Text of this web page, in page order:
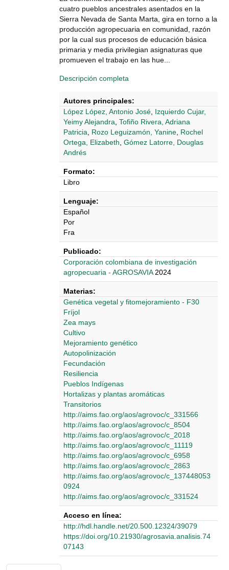
cuatro pueblos ancestrales asentados en la
Sierra Nevada de Santa Marta, gira en torno a la
producción agropecuaria en comunidad, razón
por la cual sus procesos de educación básica
primaria y media privilegian asignaturas que
promueven el trabajo en las hue...
Descripción completa
Autores principales:
López López, Antonio José Izquierdo Cujar,
Yeimy Alejandra Tofiño Rivera, Adriana
Patricia
Rozo Leguizamón, Yanine Rochel
Ortega, Elizabeth Gómez Latorre, Douglas
Andrés
Formato:
Libro
Lenguaje:
Español
Por
Fra
Publicado:
Corporación colombiana de investigación
agropecuaria - AGROSAVIA 2024
Materias:
Genética vegetal y fitomejoramiento - F30
Fríjol
Zea mays
Cultivo
Mejoramiento genético
Autopolinización
Fecundación
Resiliencia
Pueblos Indígenas
Hortalizas y plantas aromáticas
Transitorios
http://aims.fao.org/aos/agrovoc/c_331566
http://aims.fao.org/aos/agrovoc/c_8504
http://aims.fao.org/aos/agrovoc/c_2018
http://aims.fao.org/aos/agrovoc/c_11119
http://aims.fao.org/aos/agrovoc/c_6958
http://aims.fao.org/aos/agrovoc/c_2863
http://aims.fao.org/aos/agrovoc/c_137448053
0924
http://aims.fao.org/aos/agrovoc/c_331524
Acceso en línea:
http://hdl.handle.net/20.500.12324/39079
https://doi.org/10.21930/agrosavia.analisis.74
07143